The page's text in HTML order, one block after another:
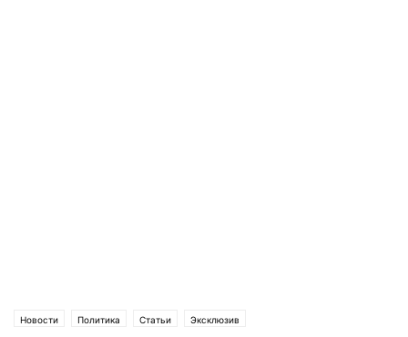
Новости Политика Статьи Эксклюзив